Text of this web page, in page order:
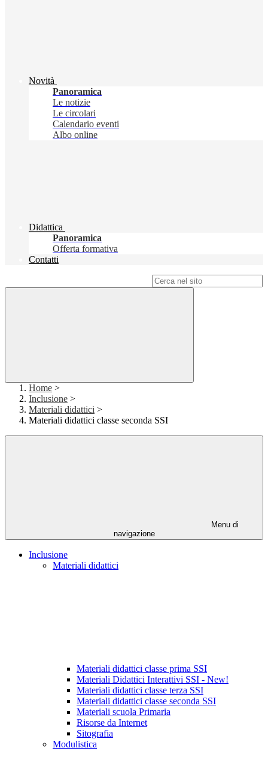
Novità
Panoramica
Le notizie
Le circolari
Calendario eventi
Albo online
Didattica
Panoramica
Offerta formativa
Contatti
Home >
Inclusione >
Materiali didattici >
Materiali didattici classe seconda SSI
Menu di
navigazione
Inclusione
Materiali didattici
Materiali didattici classe prima SSI
Materiali Didattici Interattivi SSI - New!
Materiali didattici classe terza SSI
Materiali didattici classe seconda SSI
Materiali scuola Primaria
Risorse da Internet
Sitografia
Modulistica